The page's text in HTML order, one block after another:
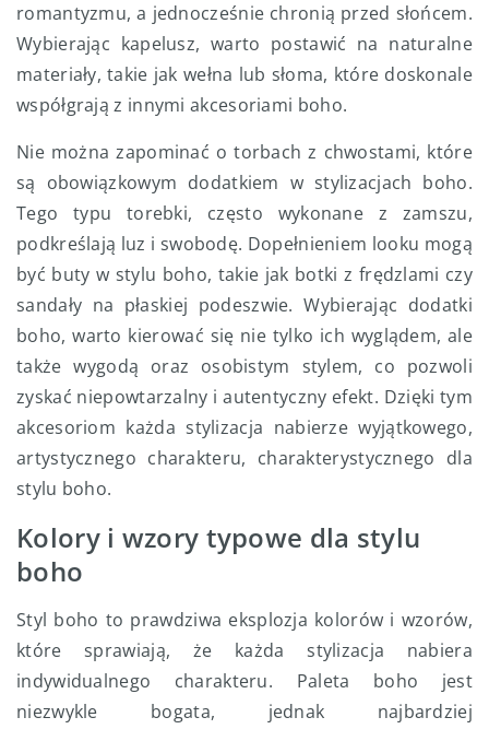
romantyzmu, a jednocześnie chronią przed słońcem.
Wybierając kapelusz, warto postawić na naturalne
materiały, takie jak wełna lub słoma, które doskonale
współgrają z innymi akcesoriami boho.
Nie można zapominać o torbach z chwostami, które
są obowiązkowym dodatkiem w stylizacjach boho.
Tego typu torebki, często wykonane z zamszu,
podkreślają luz i swobodę. Dopełnieniem looku mogą
być buty w stylu boho, takie jak botki z frędzlami czy
sandały na płaskiej podeszwie. Wybierając dodatki
boho, warto kierować się nie tylko ich wyglądem, ale
także wygodą oraz osobistym stylem, co pozwoli
zyskać niepowtarzalny i autentyczny efekt. Dzięki tym
akcesoriom każda stylizacja nabierze wyjątkowego,
artystycznego charakteru, charakterystycznego dla
stylu boho.
Kolory i wzory typowe dla stylu
boho
Styl boho to prawdziwa eksplozja kolorów i wzorów,
które sprawiają, że każda stylizacja nabiera
indywidualnego charakteru. Paleta boho jest
niezwykle bogata, jednak najbardziej